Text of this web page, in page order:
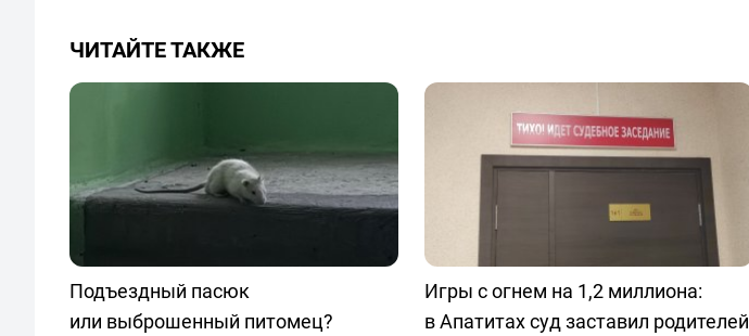
ЧИТАЙТЕ ТАКЖЕ
Подъездный пасюк
или выброшенный питомец?
Игры с огнем на 1,2 миллиона:
в Апатитах суд заставил родителей